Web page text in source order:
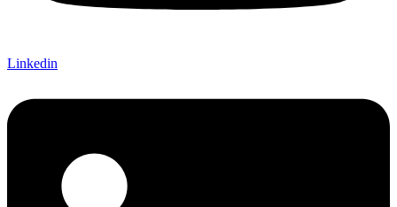
Linkedin